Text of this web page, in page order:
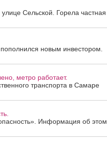
Сельской. Горела частная
новым инвестором.
метро работает.
транспорта в Самаре
Информация об этом